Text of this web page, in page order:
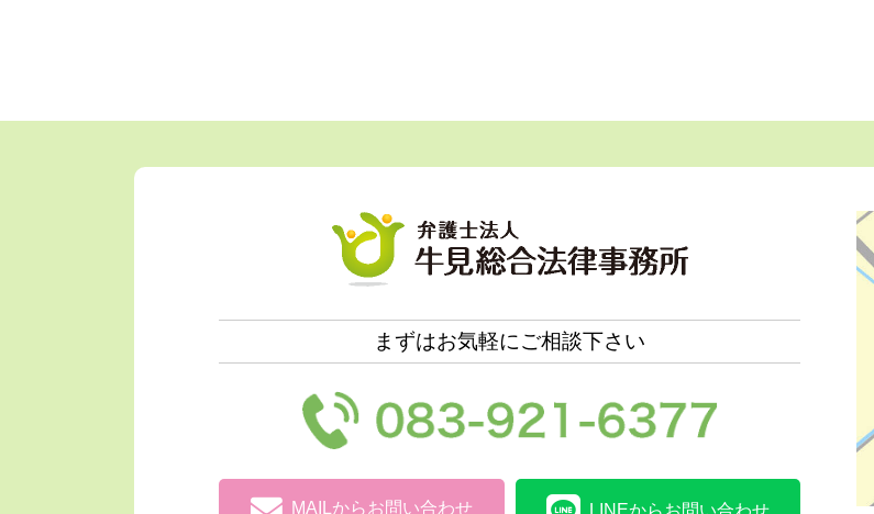
まずはお気軽にご相談下さい
MAILからお問い合わせ LINEからお問い合わせ